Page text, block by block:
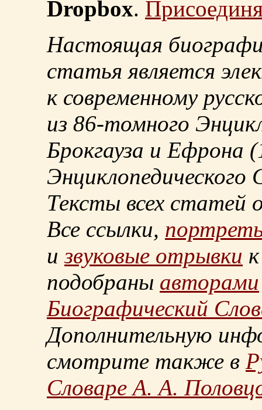
Dropbox.
Настоящая
статья является
к современному
из 86-томного
Брокгауза и Ефрона
Энциклопедического
Тексты всех статей
Все ссылки,
извуковые отрывки
подобраны авторами
Биографический
Дополнительную
смотрите также в
Словаре А. А.